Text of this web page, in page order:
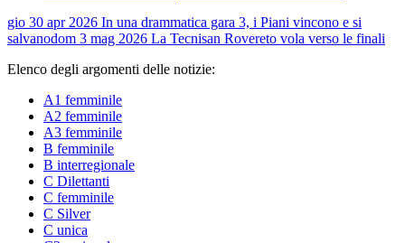
gio 30 apr 2026 In una drammatica gara 3, i Piani vincono e si
salvanodom 3 mag 2026 La Tecnisan Rovereto vola verso le finali
Elenco degli argomenti delle notizie:
A1 femminile
A2 femminile
A3 femminile
B femminile
B interregionale
C Dilettanti
C femminile
C Silver
C unica